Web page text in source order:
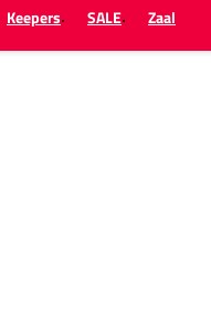
Keepers SALE Zaal